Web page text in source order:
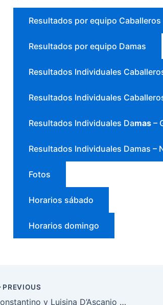
Resultados por equipo Caballeros
Resultados por equipo Damas
Resultados Individuales
Resultados Individuales
Resultados Individuales Damas –
Resultados Individuales Damas –
Fotos
Horarios sábado
Horarios domingo
PREVIOUS
Constantino y Luisina D’Ascanio entrenaron en la AAG